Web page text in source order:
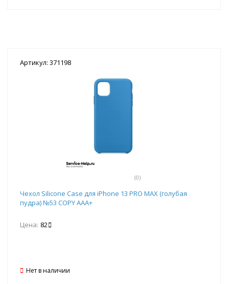
Артикул: 371198
(0)
Чехол Silicone Case для iPhone 13 PRO MAX (голубая
пудра) №53 COPY AAA+
Цена: 82
Нет в наличии